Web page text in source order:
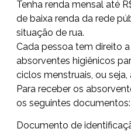
Tenha renda mensal até
de baixa renda da rede
situação de rua.
Cada pessoa tem direito
absorventes higiênicos
ciclos menstruais, ou
Para receber os
os seguintes documentos:
Documento de